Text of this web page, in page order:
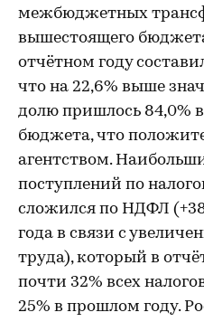
межбюджетных
вышестоящего
отчётном году
что на 22,6% выше
долю пришлось 84,0%
бюджета, что
агентством.
поступлений по
сложился по НДФЛ
года в связи с
труда), который в
почти 32% всех
25% в прошлом году.